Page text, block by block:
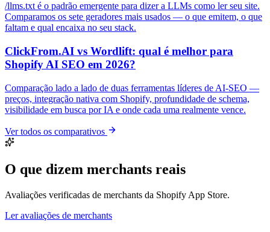
/llms.txt é o padrão emergente para dizer a LLMs como ler seu site.
Comparamos os sete geradores mais usados — o que emitem, o que
faltam e qual encaixa no seu stack.
ClickFrom.AI vs Wordlift: qual é melhor para
Shopify AI SEO em 2026?
Comparação lado a lado de duas ferramentas líderes de AI-SEO —
preços, integração nativa com Shopify, profundidade de schema,
visibilidade em busca por IA e onde cada uma realmente vence.
Ver todos os comparativos
O que dizem merchants reais
Avaliações verificadas de merchants da Shopify App Store.
Ler avaliações de merchants